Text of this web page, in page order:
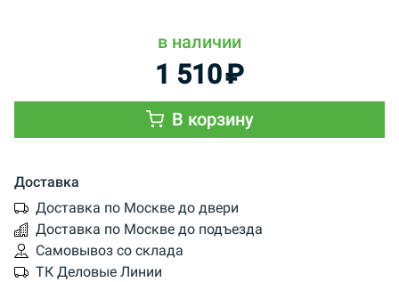
в наличии
1 510₽
В корзину
Доставка
Доставка по Москве до двери
Доставка по Москве до подъезда
Самовывоз со склада
ТК Деловые Линии